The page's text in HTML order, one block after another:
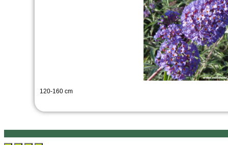
120-160 cm